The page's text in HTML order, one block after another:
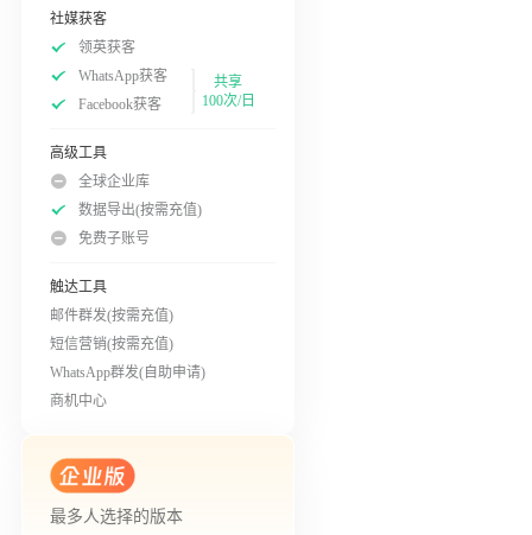
社媒获客
领英获客
WhatsApp获客
Facebook获客
共享
100次/日
高级工具
全球企业库
数据导出(按需充值)
免费子账号
触达工具
邮件群发(按需充值)
短信营销(按需充值)
WhatsApp群发(自助申请)
商机中心
最多人选择的版本